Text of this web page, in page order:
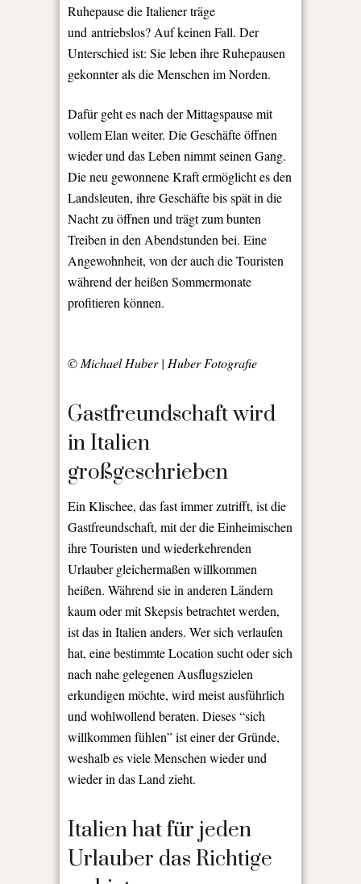
Ruhepause die Italiener träge
und antriebslos? Auf keinen Fall. Der
Unterschied ist: Sie leben ihre Ruhepausen
gekonnter als die Menschen im Norden.
Dafür geht es nach der Mittagspause mit
vollem Elan weiter. Die Geschäfte öffnen
wieder und das Leben nimmt seinen Gang.
Die neu gewonnene Kraft ermöglicht es den
Landsleuten, ihre Geschäfte bis spät in die
Nacht zu öffnen und trägt zum bunten
Treiben in den Abendstunden bei. Eine
Angewohnheit, von der auch die Touristen
während der heißen Sommermonate
profitieren können.
© Michael Huber | Huber Fotografie
Gastfreundschaft wird
in Italien
großgeschrieben
Ein Klischee, das fast immer zutrifft, ist die
Gastfreundschaft, mit der die Einheimischen
ihre Touristen und wiederkehrenden
Urlauber gleichermaßen willkommen
heißen. Während sie in anderen Ländern
kaum oder mit Skepsis betrachtet werden,
ist das in Italien anders. Wer sich verlaufen
hat, eine bestimmte Location sucht oder sich
nach nahe gelegenen Ausflugszielen
erkundigen möchte, wird meist ausführlich
und wohlwollend beraten. Dieses “sich
willkommen fühlen” ist einer der Gründe,
weshalb es viele Menschen wieder und
wieder in das Land zieht.
Italien hat für jeden
Urlauber das Richtige